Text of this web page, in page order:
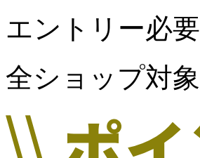
エントリー必要
全ショップ対象